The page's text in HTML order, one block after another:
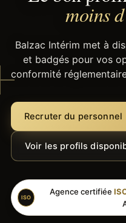
moins
Balzac Intérim met à
et badgés pour vos
conformité
Recruter du personnel
Voir les profils
ISO
Agence certifiée